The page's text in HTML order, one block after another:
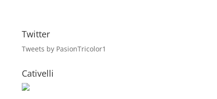
Twitter
Tweets by PasionTricolor1
Cativelli